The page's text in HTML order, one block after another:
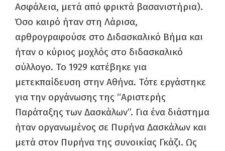
Ασφάλεια, μετά από φρικτά βασανιστήρια).
Όσο καιρό ήταν στη Λάρισα,
αρθρογραφούσε στο Διδασκαλικό Βήμα και
ήταν ο κύριος μοχλός στο διδασκαλικό
σύλλογο. Το 1929 κατέβηκε για
μετεκπαίδευση στην Αθήνα. Τότε εργάστηκε
για την οργάνωσης της “Αριστερής
Παράταξης των Δασκάλων”. Για ένα διάστημα
ήταν οργανωμένος σε Πυρήνα Δασκάλων και
μετά στον Πυρήνα της συνοικίας Γκάζι. Ως